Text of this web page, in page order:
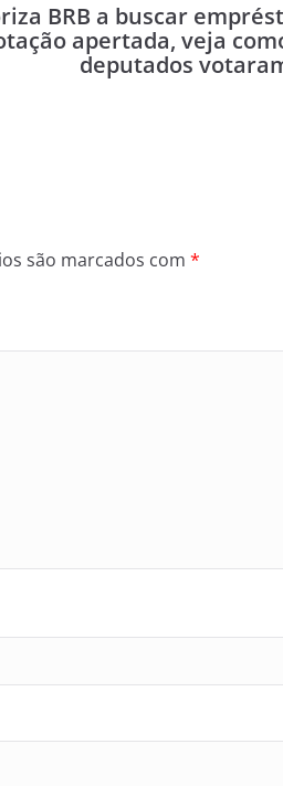
BRB a buscar
apertada, veja
deputados
são marcados com *